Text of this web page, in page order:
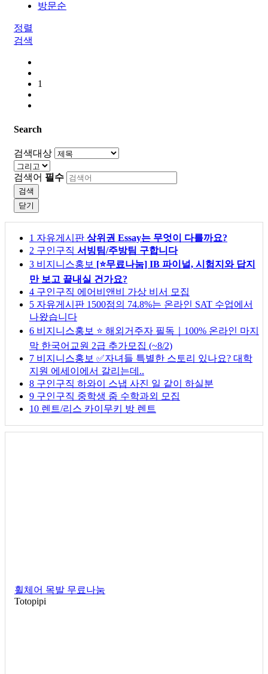
방문순
정렬
검색
1
Search
검색대상
검색어 필수
검색
닫기
1 자유게시판 상위권 Essay는 무엇이 다를까요?
2 구인구직 서빙팀/주방팀 구합니다
3 비지니스홍보 [⭐무료나눔] IB 파이널, 시험지와 답지
만 보고 끝내실 건가요?
4 구인구직 에어비앤비 가상 비서 모집
5 자유게시판 1500점의 74.8%는 온라인 SAT 수업에서
나왔습니다
6 비지니스홍보 ⭐ 해외거주자 필독｜100% 온라인 마지
막 한국어교원 2급 추가모집 (~8/2)
7 비지니스홍보 ✅자녀들 특별한 스토리 있나요? 대학
지원 에세이에서 갈리는데..
8 구인구직 하와이 스냅 사진 일 같이 하실분
9 구인구직 중학생 줌 수학과외 모집
10 렌트/리스 카이무키 방 렌트
휠체어 목발 무료나눔
Totopipi